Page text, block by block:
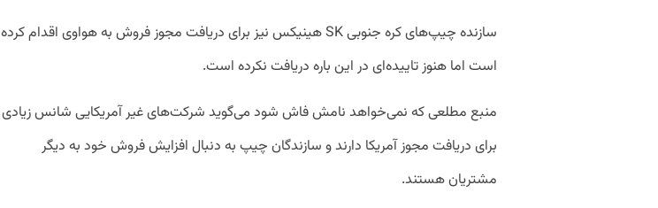
سازنده چیپ‌های کره جنوبی SK هینیکس نیز برای دریافت مجوز فروش به هواوی اقدام کرده
است اما هنوز تاییده‌ای در این باره دریافت نکرده است.
منبع مطلعی که نمی‌خواهد نامش فاش شود می‌گوید شرکت‌های غیر آمریکایی شانس زیادی
برای دریافت مجوز آمریکا دارند و سازندگان چیپ به دنبال افزایش فروش خود به دیگر
مشتریان هستند.